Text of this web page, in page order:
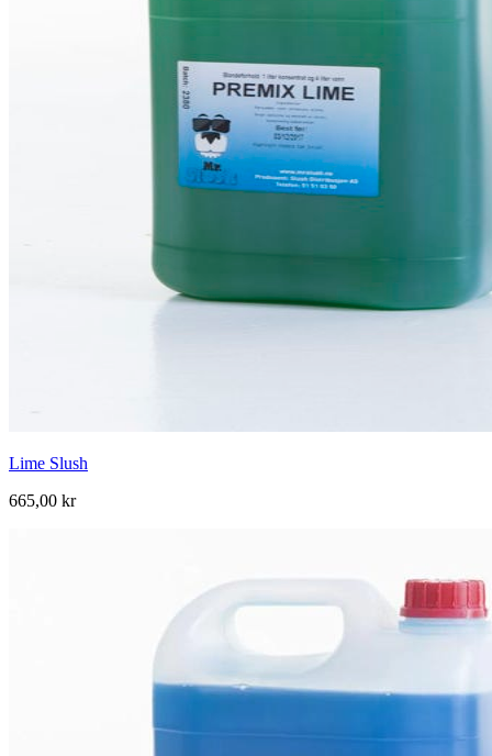
Lime Slush
665,00 kr